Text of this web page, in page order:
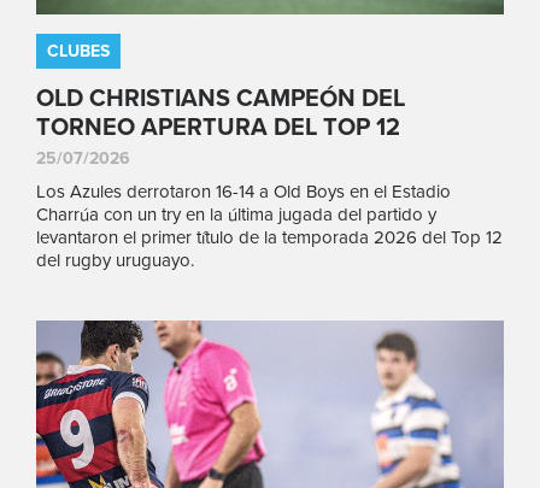
CLUBES
OLD CHRISTIANS CAMPEÓN DEL
TORNEO APERTURA DEL TOP 12
25/07/2026
Los Azules derrotaron 16-14 a Old Boys en el Estadio
Charrúa con un try en la última jugada del partido y
levantaron el primer título de la temporada 2026 del Top 12
del rugby uruguayo.